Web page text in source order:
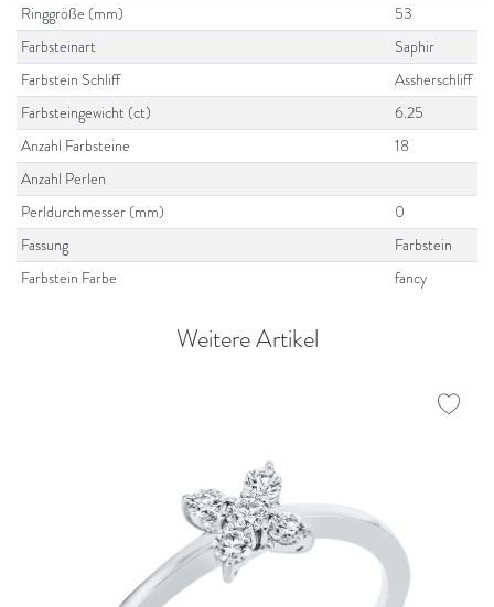
Ringgröße (mm)
53
Farbsteinart
Saphir
Farbstein Schliff
Assherschliff
Farbsteingewicht (ct)
6.25
Anzahl Farbsteine
18
Anzahl Perlen
Perldurchmesser (mm)
0
Fassung
Farbstein
Farbstein Farbe
fancy
Weitere Artikel